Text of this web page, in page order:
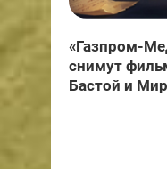
«Газпром-
снимут
Бастой и